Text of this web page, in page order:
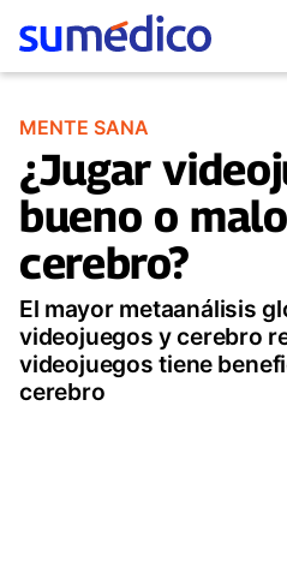
MENTE SANA
¿Jugar
bueno o
cerebro?
El mayor metaanálisis
videojuegos y cerebro
videojuegos tiene
cerebro